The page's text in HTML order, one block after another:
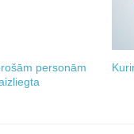
personām